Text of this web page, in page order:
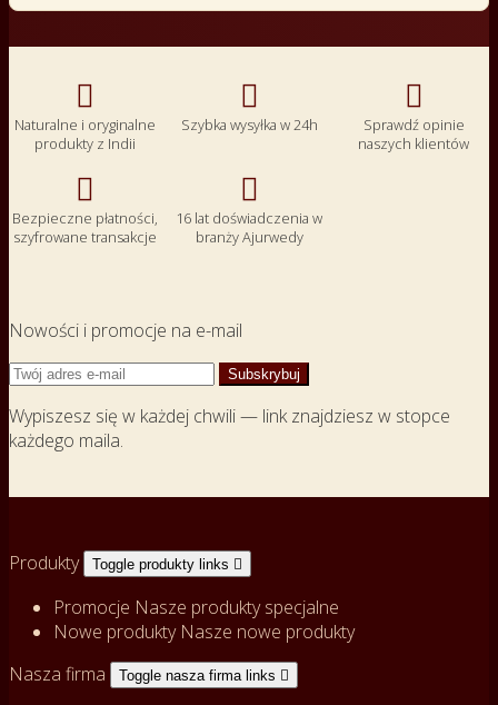

Naturalne i oryginalne
produkty z Indii

Szybka wysyłka w 24h

Sprawdź opinie
naszych klientów

Bezpieczne płatności,
szyfrowane transakcje

16 lat doświadczenia w
branży Ajurwedy
Nowości i promocje na e-mail
Wypiszesz się w każdej chwili — link znajdziesz w stopce
każdego maila.
Produkty Toggle produkty links 
Promocje Nasze produkty specjalne
Nowe produkty Nasze nowe produkty
Nasza firma
Toggle nasza firma links 